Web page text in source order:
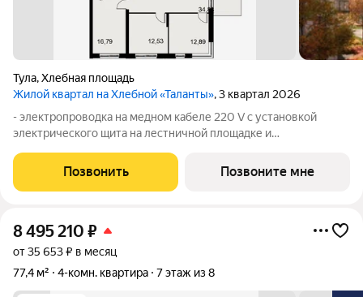
Тула,Хлебная площадь
Жилой квартал на Хлебной «Таланты», 3 квартал 2026
- электропроводка на медном кабеле 220 V с установкой
электрического щита на лестничной площадке и
электрическая розетка для самостоятельной установки
Участником электрической плиты; -
Позвонить Позвоните мне
8 495 210 ₽
от 35 653 ₽ в месяц
77,4 м²
4-комн. квартира 7 этаж из 8